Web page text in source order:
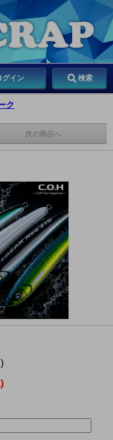
グイン 検索
ク
次の商品へ